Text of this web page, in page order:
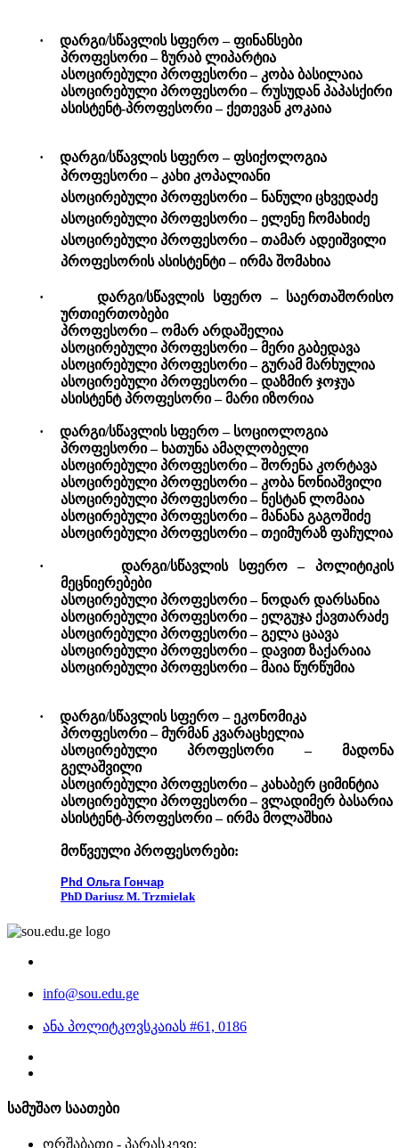
·
დარგი/სწავლის სფერო – ფინანსები
პროფესორი – ზურაბ ლიპარტია
ასოცირებული პროფესორი – კობა ბასილაია
ასოცირებული პროფესორი – რუსუდან პაპასქირი
ასისტენტ-პროფესორი – ქეთევან კოკაია
·
დარგი/სწავლის სფერო – ფსიქოლოგია
პროფესორი – კახი კოპალიანი
ასოცირებული პროფესორი – ნანული ცხვედაძე
ასოცირებული პროფესორი – ელენე ჩომახიძე
ასოცირებული პროფესორი–თამარ ადეიშვილი
პროფესორის ასისტენტი–ირმა შომახია
·
დარგი/სწავლის სფერო – საერთაშორისო
ურთიერთობები
პროფესორი – ომარ არდაშელია
ასოცირებული პროფესორი – მერი გაბედავა
ასოცირებული პროფესორი – გურამ მარხულია
ასოცირებული პროფესორი – დაზმირ ჯოჯუა
ასისტენტ პროფესორი – მარი იზორია
·
დარგი/სწავლის სფერო – სოციოლოგია
პროფესორი – ხათუნა ამაღლობელი
ასოცირებული პროფესორი – შორენა კორტავა
ასოცირებული პროფესორი – კობა ნონიაშვილი
ასოცირებული პროფესორი – ნესტან ლომაია
ასოცირებული პროფესორი – მანანა გაგოშიძე
ასოცირებული პროფესორი – თეიმურაზ ფაჩულია
·
დარგი/სწავლის სფერო – პოლიტიკის
მეცნიერებები
ასოცირებული პროფესორი – ნოდარ დარსანია
ასოცირებული პროფესორი – ელგუჯა ქავთარაძე
ასოცირებული პროფესორი – გელა ცაავა
ასოცირებული პროფესორი – დავით ზაქარაია
ასოცირებული პროფესორი – მაია წურწუმია
·
დარგი/სწავლის სფერო – ეკონომიკა
პროფესორი – მურმან კვარაცხელია
ასოცირებული პროფესორი – მადონა
გელაშვილი
ასოცირებული პროფესორი – კახაბერ ციმინტია
ასოცირებული პროფესორი – ვლადიმერ ბასარია
ასისტენტ-პროფესორი – ირმა მოლაშხია
მოწვეული პროფესორები:
Phd Ольга Гончар
PhD Dariusz M. Trzmielak
info@sou.edu.ge
ანა პოლიტკოვსკაიას #61, 0186
სამუშაო საათები
ორშაბათი - პარასკევი: